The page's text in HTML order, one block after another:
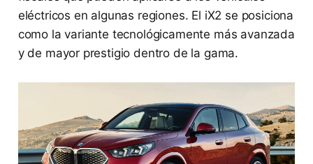
eléctricos en algunas regiones. El iX2 se posiciona
como la variante tecnológicamente más avanzada
y de mayor prestigio dentro de la gama.